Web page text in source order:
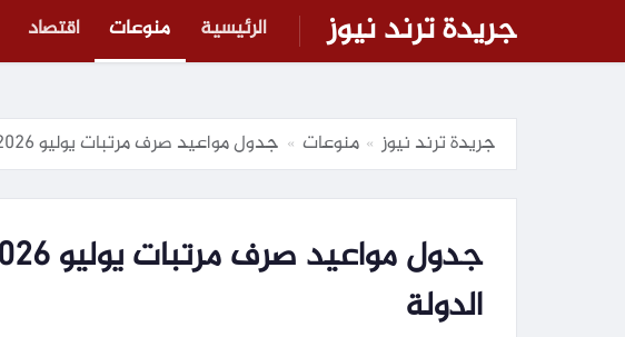
جريدة ترند نيوز الرئيسية منوعات اقتصاد
جريدة ترند نيوز » منوعات » جدول مواعيد صرف مرتبات يوليو 2026 بالزيادة الجديدة لموظفي الدولة
الدولة